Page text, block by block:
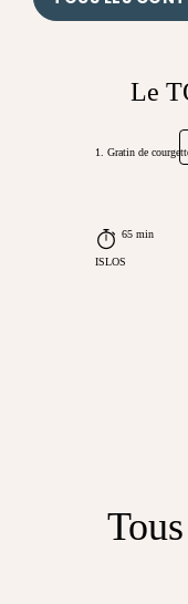
Le
1. Gratin de
65 min
ISLOS